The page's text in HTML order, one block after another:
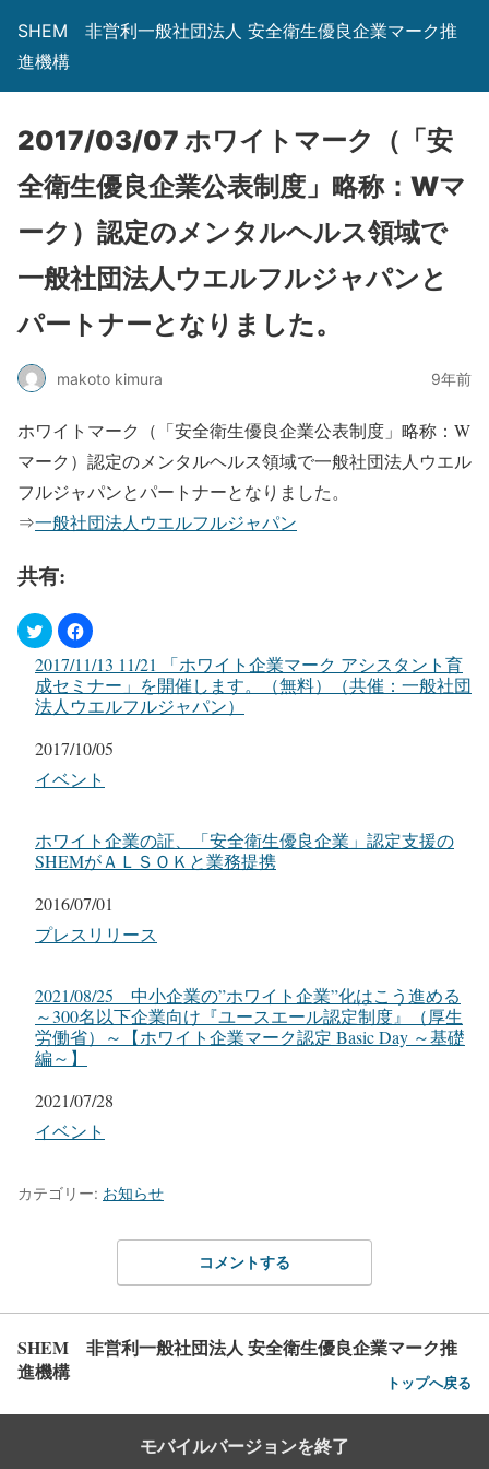
SHEM 非営利一般社団法人 安全衛生優良企業マーク推
進機構
2017/03/07 ホワイトマーク（「安
全衛生優良企業公表制度」略称：Wマ
ーク）認定のメンタルヘルス領域で
一般社団法人ウエルフルジャパンと
パートナーとなりました。
makoto kimura 9年前
ホワイトマーク（「安全衛生優良企業公表制度」略称：W
マーク）認定のメンタルヘルス領域で一般社団法人ウエル
フルジャパンとパートナーとなりました。
⇒一般社団法人ウエルフルジャパン
共有:
2017/11/13 11/21 「ホワイト企業マーク アシスタント育
成セミナー」を開催します。（無料）（共催：一般社団
法人ウエルフルジャパン）
日付
2017/10/05
関連理由
イベント
ホワイト企業の証、「安全衛生優良企業」認定支援の
SHEMがＡＬＳＯＫと業務提携
日付
2016/07/01
関連理由
プレスリリース
2021/08/25 中小企業の”ホワイト企業”化はこう進める
～300名以下企業向け『ユースエール認定制度』（厚生
労働省）～【ホワイト企業マーク認定 Basic Day ～基礎
編～】
日付
2021/07/28
関連理由
イベント
カテゴリー: お知らせ
コメントする
SHEM 非営利一般社団法人 安全衛生優良企業マーク推
進機構
トップへ戻る
モバイルバージョンを終了